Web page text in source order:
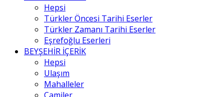
Hepsi
Türkler Öncesi Tarihi Eserler
Türkler Zamanı Tarihi Eserler
Eşrefoğlu Eserleri
BEYŞEHİR İÇERİK
Hepsi
Ulaşım
Mahalleler